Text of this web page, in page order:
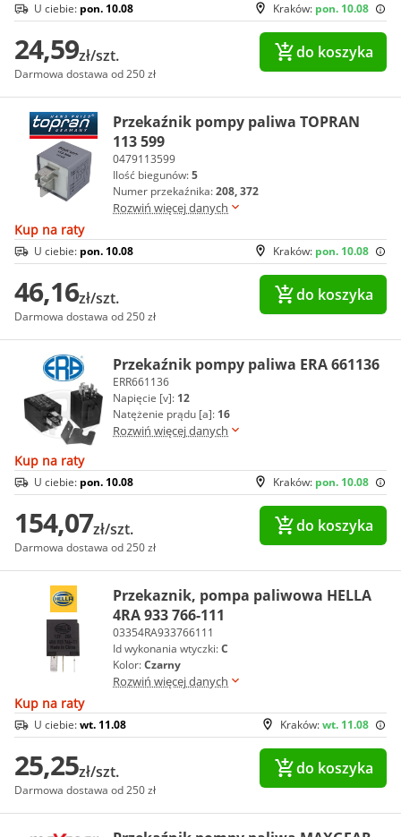
Kraków: pon. 10.08
U ciebie: pon. 10.08
24,59zł/szt.
Darmowa dostawa od 250 zł
do koszyka
Przekaźnik pompy paliwa TOPRAN
113 599
0479113599
Ilość biegunów:5
Numer przekaźnika:208, 372
Rozwiń więcej danych
Kup na raty
Kraków: pon. 10.08
U ciebie: pon. 10.08
46,16zł/szt.
Darmowa dostawa od 250 zł
do koszyka
Przekaźnik pompy paliwa ERA 661136
ERR661136
Napięcie [v]: 12
Natężenie prądu [a]: 16
Rozwiń więcej danych
Kup na raty
Kraków: pon. 10.08
U ciebie: pon. 10.08
154,07zł/szt.
Darmowa dostawa od 250 zł
do koszyka
Przekaznik, pompa paliwowa HELLA
4RA 933 766-111
03354RA933766111
Id wykonania wtyczki:C
Kolor:Czarny
Rozwiń więcej danych
Kup na raty
Kraków:wt. 11.08
U ciebie:wt. 11.08
25,25zł/szt.
Darmowa dostawa od 250 zł
do koszyka